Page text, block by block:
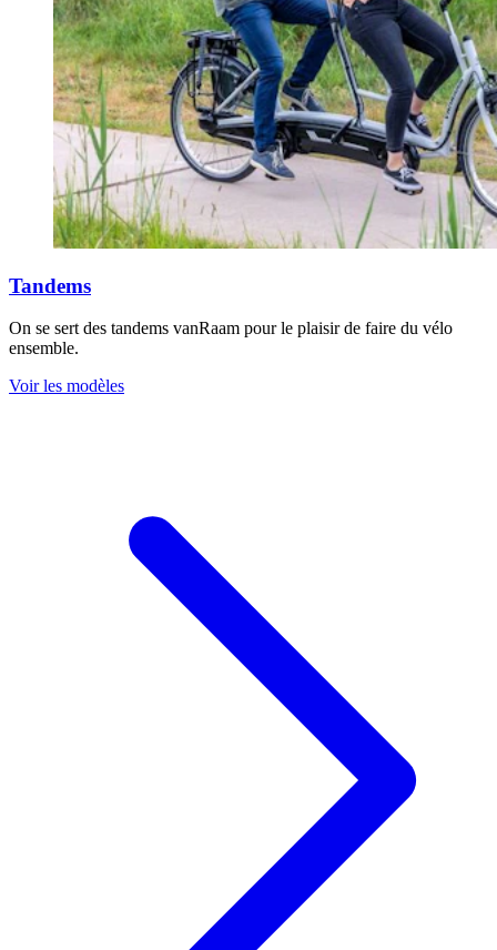
Tandems
On se sert des tandems vanRaam pour le plaisir de faire du vélo
ensemble.
Voir les modèles